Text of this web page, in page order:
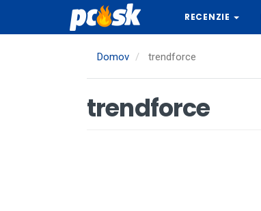
hlavný
RECENZIE
Domov trendforce
trendforce